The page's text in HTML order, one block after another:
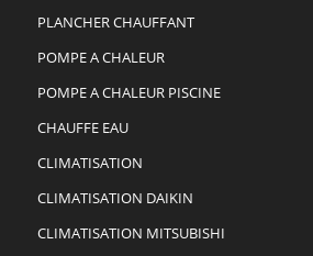
PLANCHER CHAUFFANT
POMPE A CHALEUR
POMPE A CHALEUR PISCINE
CHAUFFE EAU
CLIMATISATION
CLIMATISATION DAIKIN
CLIMATISATION MITSUBISHI